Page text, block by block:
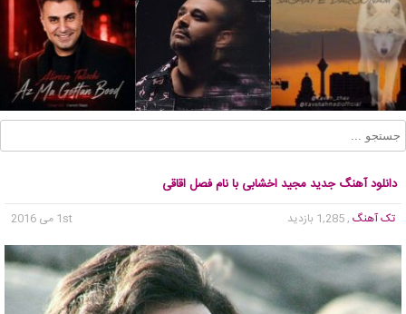
دانلود آهنگ جدید مجید اخشابی با نام فصل اقاقی
تک آهنگ , 1,285 بازدید 1st می 2016